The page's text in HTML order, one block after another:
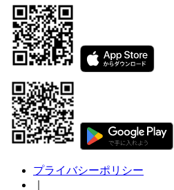
プライバシーポリシー